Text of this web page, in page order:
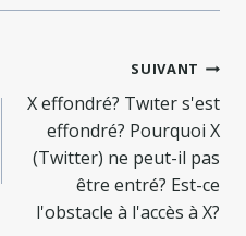
SUIVANT
X effondré? Twıter s'est
effondré? Pourquoi X
(Twitter) ne peut-il pas
être entré? Est-ce
l'obstacle à l'accès à X?